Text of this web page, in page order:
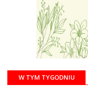
W TYM TYGODNIU